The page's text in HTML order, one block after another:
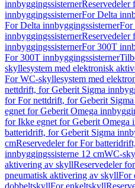
innbyggingssisternerReservedeler
innbyggingssisternerFor Delta
For Delta innbyggingssisternerFor
innbyggingssisterner
innbyggingssisternerFor 300T
For 300T innbyggingssisterner
skyllesystem med elektronisk
For WC-skyllesystem med
nettdrift, for Geberit Sigma
for For nettdrift, for Geberit
egnet for Geberit Omega
for Ikke egnet for Geberit Omega
batteridrift, for Geberit Sigma
cmReservedeler for For
innbyggingssisterne 12 cmWC-
aktivering av skyllReservedeler
pneumatisk aktivering av skyllFor
dobbeltskyllFor enkeltskyll